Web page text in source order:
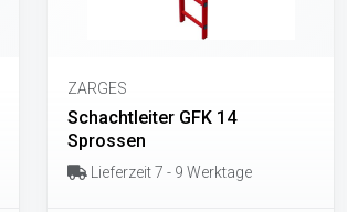
ZARGES
Schachtleiter GFK 14
Sprossen
Lieferzeit 7 - 9 Werktage